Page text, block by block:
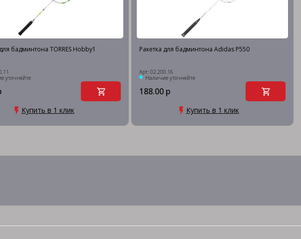
бадминтона TORRES Нobby1
уточняйте
Купить в 1 клик
Ракетка для бадминтона Adidas P550
Арт: 02.200.16
Наличие уточняйте
188.00 р
Купить в 1 клик